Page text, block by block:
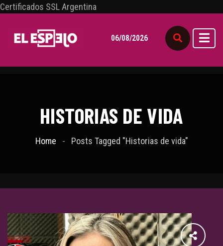
Certificados SSL Argentina
06/08/2026
HISTORIAS DE VIDA
Home Posts Tagged "Historias de vida"